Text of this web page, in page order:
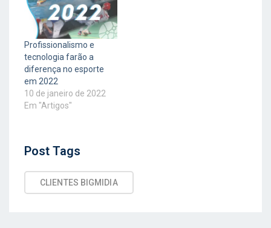
Profissionalismo e
tecnologia farão a
diferença no esporte
em 2022
10 de janeiro de 2022
Em "Artigos"
Post Tags
CLIENTES BIGMIDIA